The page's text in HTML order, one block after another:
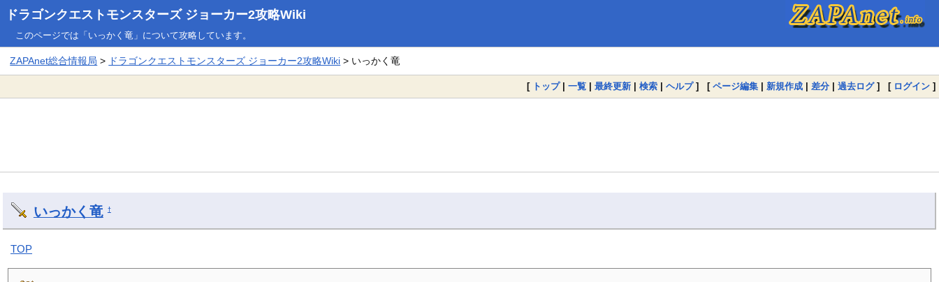
ドラゴンクエストモンスターズ ジョーカー2攻略Wiki
このページでは「いっかく竜」について攻略しています。
ZAPAnet総合情報局 > ドラゴンクエストモンスターズ ジョーカー2攻略Wiki > いっかく竜
[ トップ| 一覧 | 最終更新 | 検索 | ヘルプ] [ ページ編集 | 新規作成 | 差分 | 過去ログ] [ ログイン ]
いっかく竜 †
TOP